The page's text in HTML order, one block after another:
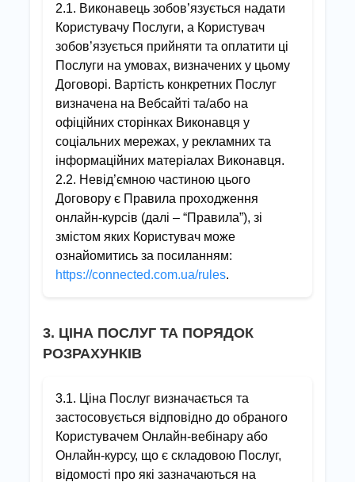
2.1. Виконавець зобов’язується надати
Користувачу Послуги, а Користувач
зобов’язується прийняти та оплатити ці
Послуги на умовах, визначених у цьому
Договорі. Вартість конкретних Послуг
визначена на Вебсайті та/або на
офіційних сторінках Виконавця у
соціальних мережах, у рекламних та
інформаційних матеріалах Виконавця.
2.2. Невід’ємною частиною цього
Договору є Правила проходження
онлайн-курсів (далі – “Правила”), зі
змістом яких Користувач може
ознайомитись за посиланням:
https://connected.com.ua/rules.
3. ЦІНА ПОСЛУГ ТА ПОРЯДОК
РОЗРАХУНКІВ
3.1. Ціна Послуг визначається та
застосовується відповідно до обраного
Користувачем Онлайн-вебінару або
Онлайн-курсу, що є складовою Послуг,
відомості про які зазначаються на